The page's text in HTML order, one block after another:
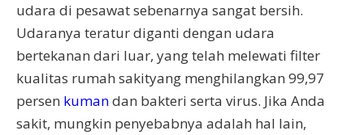
udara di pesawat sebenarnya sangat bersih.
Udaranya teratur diganti dengan udara
bertekanan dari luar, yang telah melewati filter
kualitas rumah sakityang menghilangkan 99,97
persen kumandan bakteri serta virus. Jika Anda
sakit, mungkin penyebabnya adalah hal lain,